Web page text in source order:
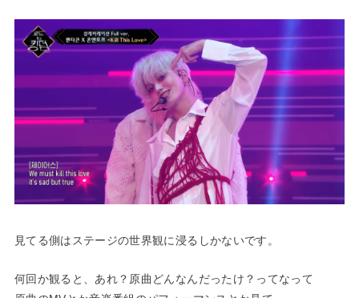
見てる側はステージの世界観に浸るしかないです。
何回か観ると、あれ？原曲どんなんだったけ？ってなって